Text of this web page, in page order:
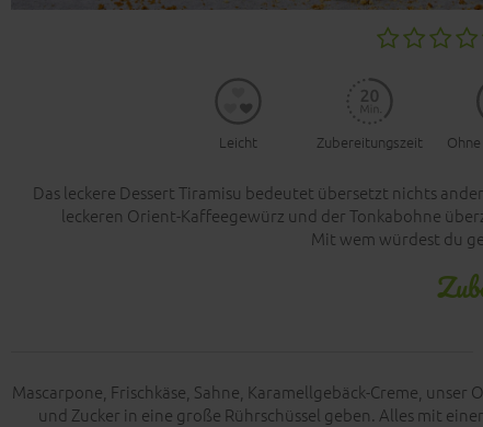
Leicht Zubereitungszeit
Das leckere Dessert Tiramisu bedeutet übersetzt nichts
leckeren Orient-Kaffeegewürz und der Tonkabohne
Mit wem würdest du
Mascarpone, Frischkäse, Sahne, Karamellgebäck-Creme,
und Zucker in eine große Rührschüssel geben. Alles mit